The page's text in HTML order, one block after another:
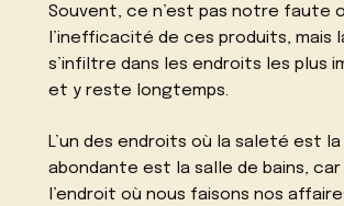
Souvent, ce n’est pas notre faute
l’inefficacité de ces produits, mais
s’infiltre dans les endroits les plus
et y reste longtemps.
L’un des endroits où la saleté est la
abondante est la salle de bains, car
l’endroit où nous faisons nos